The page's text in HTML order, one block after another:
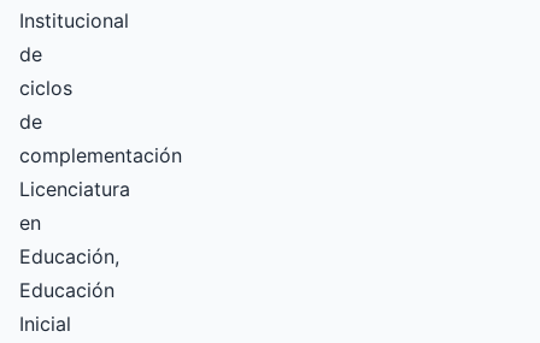
Institucional
de
ciclos
de
complementación
Licenciatura
en
Educación,
Educación
Inicial